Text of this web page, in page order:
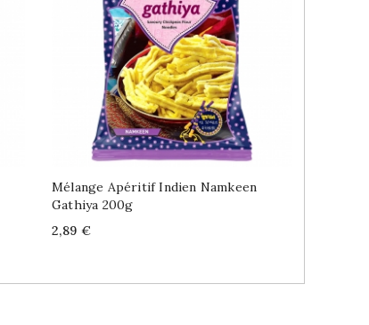
Mélange Apéritif Indien Namkeen
Gathiya 200g
Price
2,89 €